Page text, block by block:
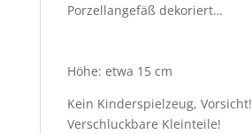
Porzellangefäß dekoriert…
Höhe: etwa 15 cm
Kein Kinderspielzeug, Vorsicht!
Verschluckbare Kleinteile!